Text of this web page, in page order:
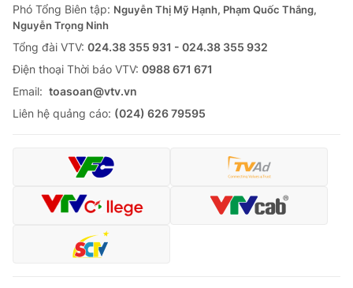
Phó Tổng Biên tập: Nguyễn Thị Mỹ Hạnh, Phạm Quốc Thắng,
Nguyễn Trọng Ninh
Tổng đài VTV: 024.38 355 931 - 024.38 355 932
Ðiện thoại Thời báo VTV: 0988 671 671
Email: toasoan@vtv.vn
Liên hệ quảng cáo: (024) 626 79595